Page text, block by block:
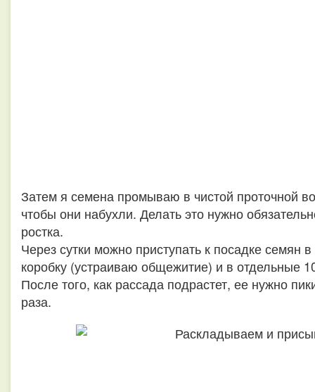
Затем я семена промываю в чистой проточной
чтобы они набухли. Делать это нужно
ростка.
Через сутки можно приступать к посадке семян
коробку (устраиваю общежитие) и в отдельные
После того, как рассада подрастет, ее нужно
раза.